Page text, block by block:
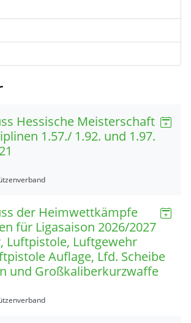
Hessische Meisterschaft
1.57./ 1.92. und 1.97.
der Heimwettkämpfe
für Ligasaison 2026/2027
Luftpistole, Luftgewehr
Auflage, Lfd. Scheibe
und Großkaliberkurzwaffe